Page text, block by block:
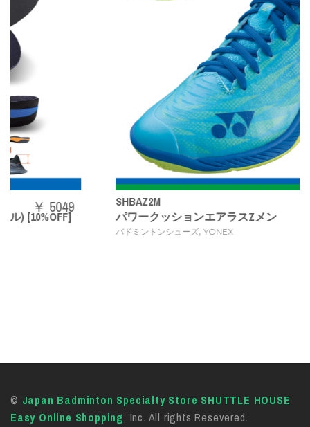
SHBAZ2M
パワークッションエアラスZメン
バドミントンシューズ, YONEX
© Japan Badminton Specialty Store SHUTTLE HOUSE
Easy Online Shopping, Inc. All rights Resevered.